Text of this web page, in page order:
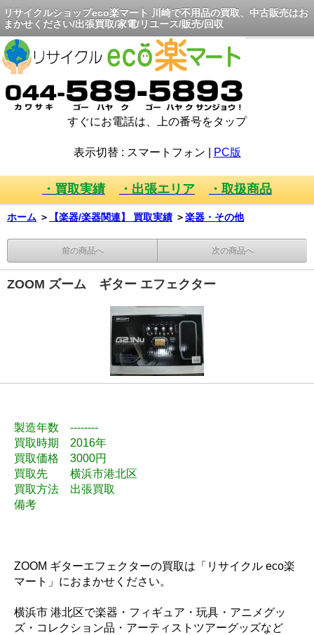
リサイクルショップeco楽マート 川崎で不用品の買取、中古販売はお
まかせください/出張買取/家電/リユース/販売/回収
すぐにお電話は、上の番号をタップ
表示切替 : スマートフォン PC版
・買取実績 ・出張エリア ・取扱商品
ホーム ＞ 【楽器/楽器関連】 買取実績 ＞楽器・その他
前の商品へ 次の商品へ
ZOOM ズーム ギター エフェクター
製造年数 --------
買取時期 2016年
買取価格 3000円
買取先 横浜市港北区
買取方法 出張買取
備考
ZOOM ギターエフェクターの買取は「リサイクル eco楽
マート」におまかせください。
横浜市 港北区で楽器・フィギュア・玩具・アニメグッ
ズ・コレクション品・アーティストツアーグッズなど